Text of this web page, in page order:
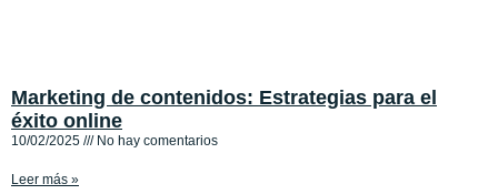
Marketing de contenidos: Estrategias para el
éxito online
10/02/2025 No hay comentarios
Leer más »